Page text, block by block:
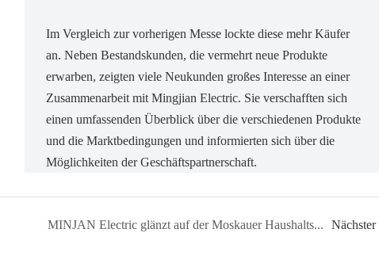
Im Vergleich zur vorherigen Messe lockte diese mehr Käufer
an. Neben Bestandskunden, die vermehrt neue Produkte
erwarben, zeigten viele Neukunden großes Interesse an einer
Zusammenarbeit mit Mingjian Electric. Sie verschafften sich
einen umfassenden Überblick über die verschiedenen Produkte
und die Marktbedingungen und informierten sich über die
Möglichkeiten der Geschäftspartnerschaft.
MINJAN Electric glänzt auf der Moskauer Haushaltsmesse Nächster